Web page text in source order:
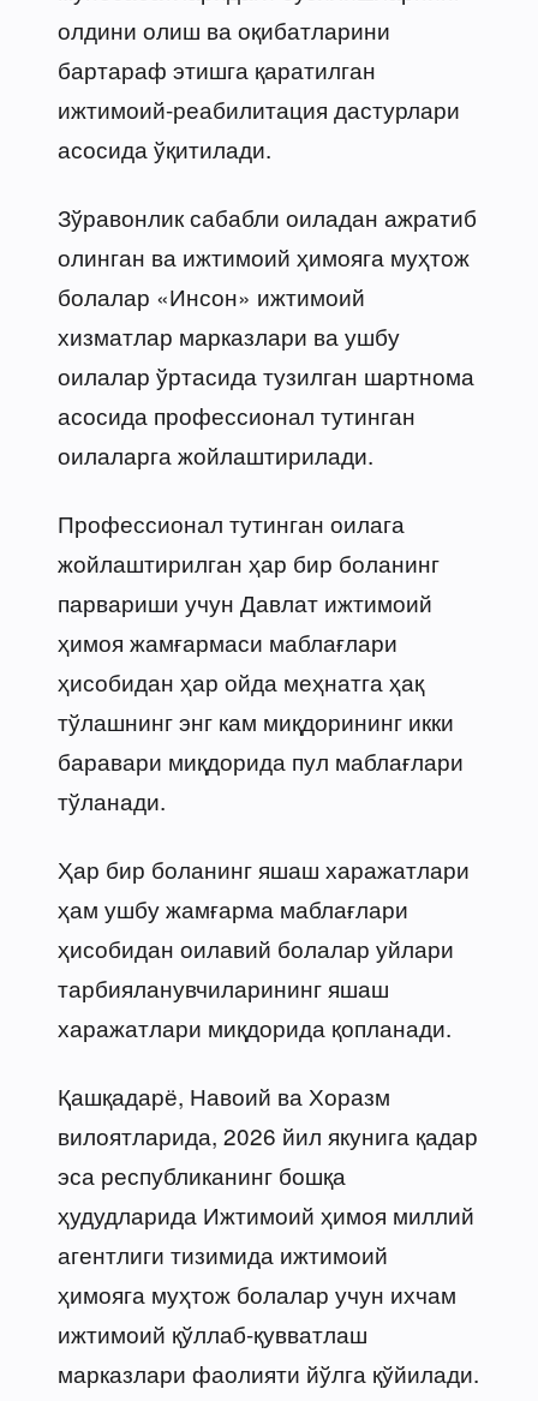
олдини олиш ва оқибатларини
бартараф этишга қаратилган
ижтимоий-реабилитация дастурлари
асосида ўқитилади.
Зўравонлик сабабли оиладан ажратиб
олинган ва ижтимоий ҳимояга муҳтож
болалар «Инсон» ижтимоий
хизматлар марказлари ва ушбу
оилалар ўртасида тузилган шартнома
асосида профессионал тутинган
оилаларга жойлаштирилади.
Профессионал тутинган оилага
жойлаштирилган ҳар бир боланинг
парвариши учун Давлат ижтимоий
ҳимоя жамғармаси маблағлари
ҳисобидан ҳар ойда меҳнатга ҳақ
тўлашнинг энг кам миқдорининг икки
баравари миқдорида пул маблағлари
тўланади.
Ҳар бир боланинг яшаш харажатлари
ҳам ушбу жамғарма маблағлари
ҳисобидан оилавий болалар уйлари
тарбияланувчиларининг яшаш
харажатлари миқдорида қопланади.
Қашқадарё, Навоий ва Хоразм
вилоятларида, 2026 йил якунига қадар
эса республиканинг бошқа
ҳудудларида Ижтимоий ҳимоя миллий
агентлиги тизимида ижтимоий
ҳимояга муҳтож болалар учун ихчам
ижтимоий қўллаб-қувватлаш
марказлари фаолияти йўлга қўйилади.